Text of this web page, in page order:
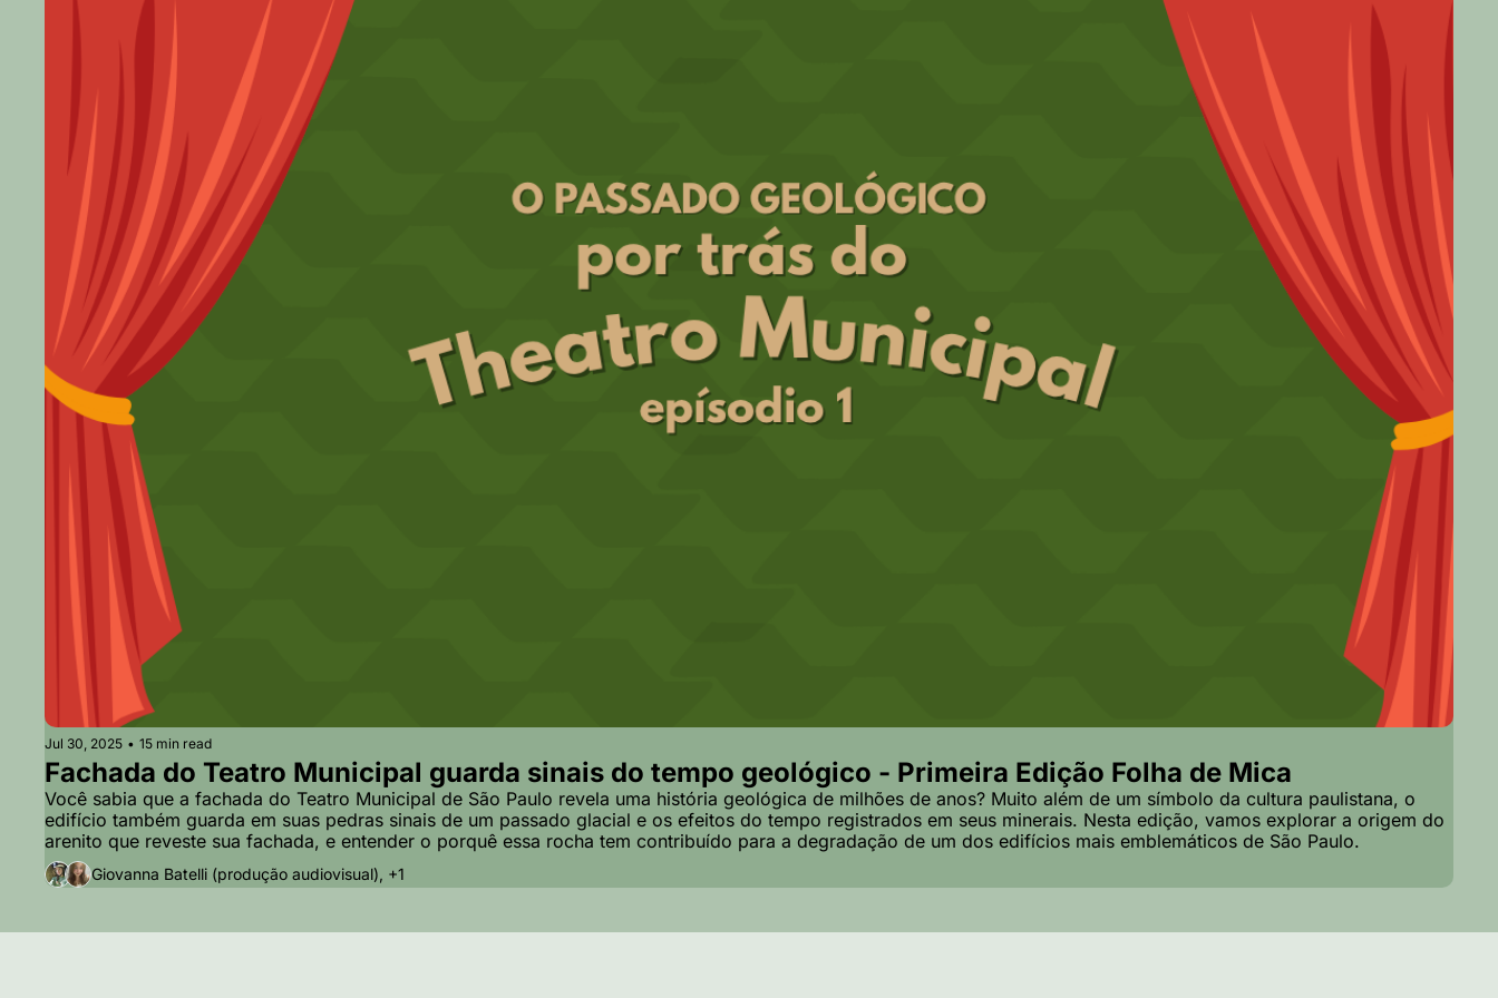
Jul 30, 2025 • 15 min read
Fachada do Teatro Municipal guarda sinais do tempo geológico - Primeira Edição Folha de Mica
Você sabia que a fachada do Teatro Municipal de São Paulo revela uma história geológica de milhões de anos? Muito além de um símbolo da cultura paulistana, o
edifício também guarda em suas pedras sinais de um passado glacial e os efeitos do tempo registrados em seus minerais. Nesta edição, vamos explorar a origem do
arenito que reveste sua fachada, e entender o porquê essa rocha tem contribuído para a degradação de um dos edifícios mais emblemáticos de São Paulo.
Giovanna Batelli (produção audiovisual), +1